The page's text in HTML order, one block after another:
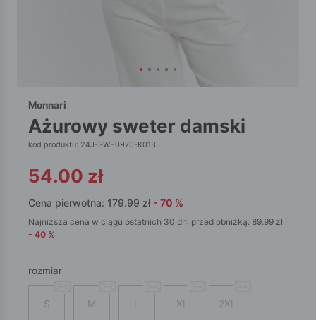
Monnari
ażurowy sweter damski
kod produktu: 24J-SWE0970-K013
54.00 zł
Cena pierwotna: 179.99 zł - 70 %
Najniższa cena w ciągu ostatnich 30 dni przed obniżką: 89.99 zł
- 40 %
rozmiar
S M L XL 2XL